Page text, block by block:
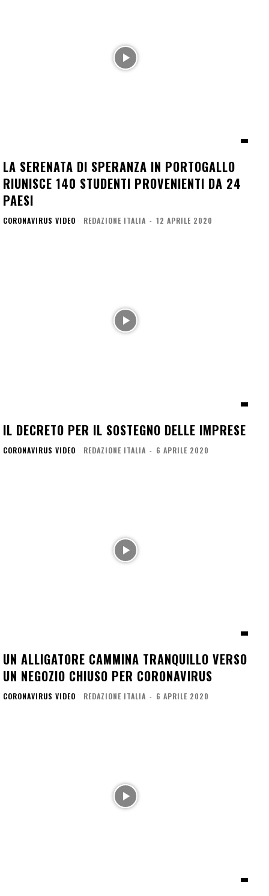
LA SERENATA DI SPERANZA IN PORTOGALLO
RIUNISCE 140 STUDENTI PROVENIENTI DA 24
PAESI
CORONAVIRUS VIDEO REDAZIONE ITALIA - 12 APRILE 2020
IL DECRETO PER IL SOSTEGNO DELLE IMPRESE
CORONAVIRUS VIDEO REDAZIONE ITALIA - 6 APRILE 2020
UN ALLIGATORE CAMMINA TRANQUILLO VERSO
UN NEGOZIO CHIUSO PER CORONAVIRUS
CORONAVIRUS VIDEO REDAZIONE ITALIA - 6 APRILE 2020